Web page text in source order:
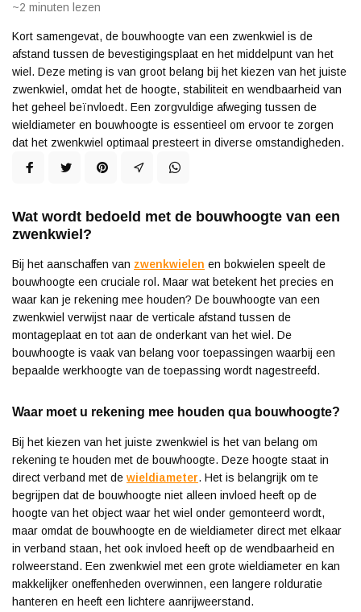
~2 minuten lezen
Kort samengevat, de bouwhoogte van een zwenkwiel is de
afstand tussen de bevestigingsplaat en het middelpunt van het
wiel. Deze meting is van groot belang bij het kiezen van het juiste
zwenkwiel, omdat het de hoogte, stabiliteit en wendbaarheid van
het geheel beïnvloedt. Een zorgvuldige afweging tussen de
wieldiameter en bouwhoogte is essentieel om ervoor te zorgen
dat het zwenkwiel optimaal presteert in diverse omstandigheden.
Wat wordt bedoeld met de bouwhoogte van een
zwenkwiel?
Bij het aanschaffen van zwenkwielen en bokwielen speelt de
bouwhoogte een cruciale rol. Maar wat betekent het precies en
waar kan je rekening mee houden? De bouwhoogte van een
zwenkwiel verwijst naar de verticale afstand tussen de
montageplaat en tot aan de onderkant van het wiel. De
bouwhoogte is vaak van belang voor toepassingen waarbij een
bepaalde werkhoogte van de toepassing wordt nagestreefd.
Waar moet u rekening mee houden qua bouwhoogte?
Bij het kiezen van het juiste zwenkwiel is het van belang om
rekening te houden met de bouwhoogte. Deze hoogte staat in
direct verband met de wieldiameter. Het is belangrijk om te
begrijpen dat de bouwhoogte niet alleen invloed heeft op de
hoogte van het object waar het wiel onder gemonteerd wordt,
maar omdat de bouwhoogte en de wieldiameter direct met elkaar
in verband staan, het ook invloed heeft op de wendbaarheid en
rolweerstand. Een zwenkwiel met een grote wieldiameter en kan
makkelijker oneffenheden overwinnen, een langere rolduratie
hanteren en heeft een lichtere aanrijweerstand.